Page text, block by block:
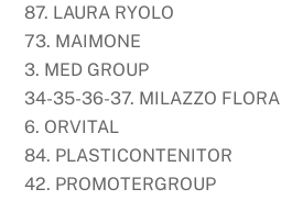
87. LAURA RYOLO
73. MAIMONE
3. MED GROUP
34-35-36-37. MILAZZO FLORA
6. ORVITAL
84. PLASTICONTENITOR
42. PROMOTERGROUP